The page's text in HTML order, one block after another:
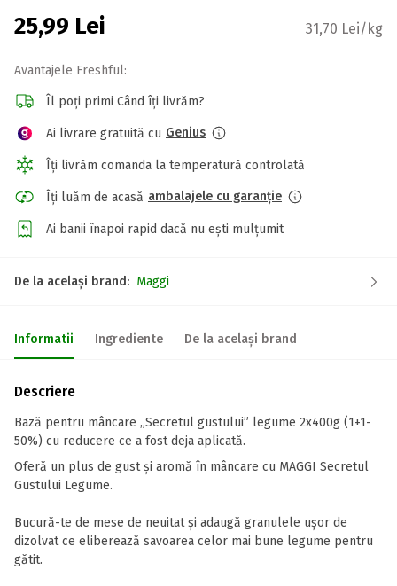
25,99 Lei 31,70 Lei/kg
Avantajele Freshful:
Îl poți primi Când îți livrăm?
Ai livrare gratuită cu Genius
Îți livrăm comanda la temperatură controlată
Îți luăm de acasă ambalajele cu garanție
Ai banii înapoi rapid dacă nu ești mulțumit
De la același brand: Maggi
Informatii Ingrediente De la același brand
Descriere
Bază pentru mâncare „Secretul gustului” legume 2x400g (1+1-
50%) cu reducere ce a fost deja aplicată.
Oferă un plus de gust și aromă în mâncare cu MAGGI Secretul
Gustului Legume.
Bucură-te de mese de neuitat și adaugă granulele ușor de
dizolvat ce eliberează savoarea celor mai bune legume pentru
gătit.